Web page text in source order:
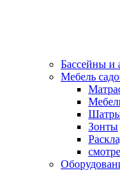
Бассейны и
Мебель
Зонты